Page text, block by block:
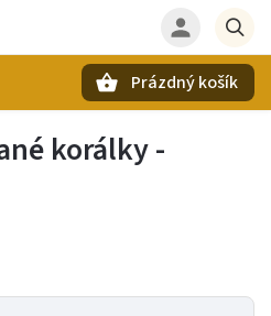
Prázdný košík
korálky -